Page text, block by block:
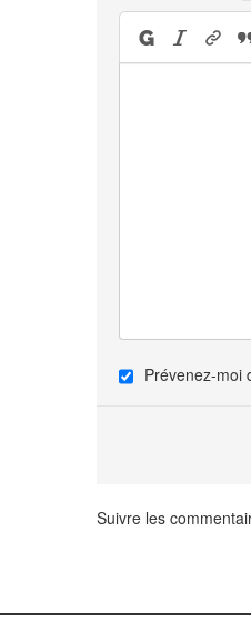
Prévenez-moi
Suivre les